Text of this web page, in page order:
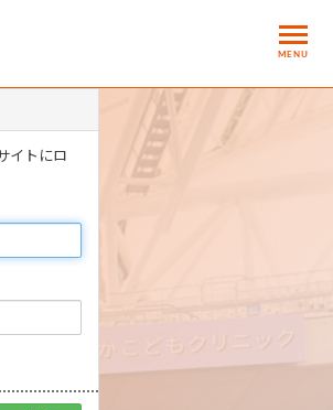
MENU
イトにロ